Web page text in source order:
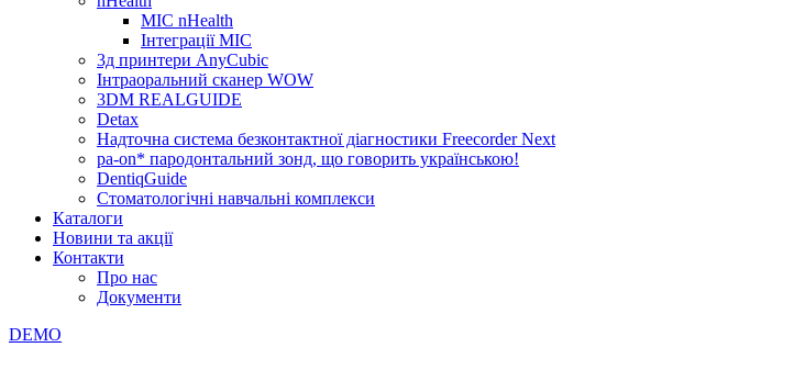
МІС nHealth
Інтеграції МІС
3д принтери AnyCubic
Інтраоральний сканер WOW
3DM REALGUIDE
Detax
Надточна система безконтактної діагностики Freecorder Next
pa-on* пародонтальний зонд, що говорить українською!
DentiqGuide
Стоматологічні навчальні комплекси
Каталоги
Новини та акції
Контакти
Про нас
Документи
DEMO